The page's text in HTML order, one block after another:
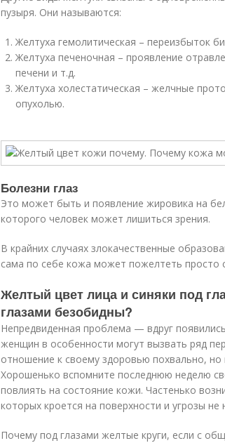
пузыря. Они называются:
Желтуха гемолитическая – переизбыток
Желтуха печеночная – проявление
печени и т.д.
Желтуха холестатическая – желчные
опухолью.
Болезни глаз
Это может быть и появление жировика на
которого человек может лишиться зрения.
В крайних случаях злокачественные
сама по себе кожа может пожелтеть просто
Желтый цвет лица и синяки под
глазами безобидны?
Непредвиденная проблема — вдруг
женщин в особенности могут вызвать ряд
отношение к своему здоровью похвально, но
Хорошенько вспомните последнюю неделю
повлиять на состояние кожи. Частенько
которых кроется на поверхности и угрозы не
Почему под глазами желтые круги, если с